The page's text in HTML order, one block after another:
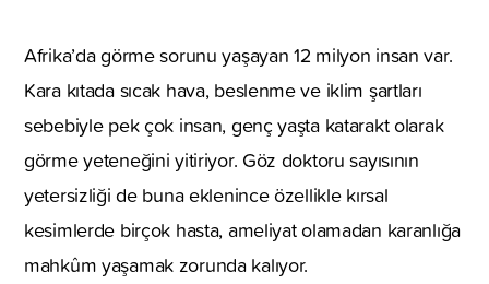
Afrika’da görme sorunu yaşayan 12 milyon insan var.
Kara kıtada sıcak hava, beslenme ve iklim şartları
sebebiyle pek çok insan, genç yaşta katarakt olarak
görme yeteneğini yitiriyor. Göz doktoru sayısının
yetersizliği de buna eklenince özellikle kırsal
kesimlerde birçok hasta, ameliyat olamadan karanlığa
mahkûm yaşamak zorunda kalıyor.